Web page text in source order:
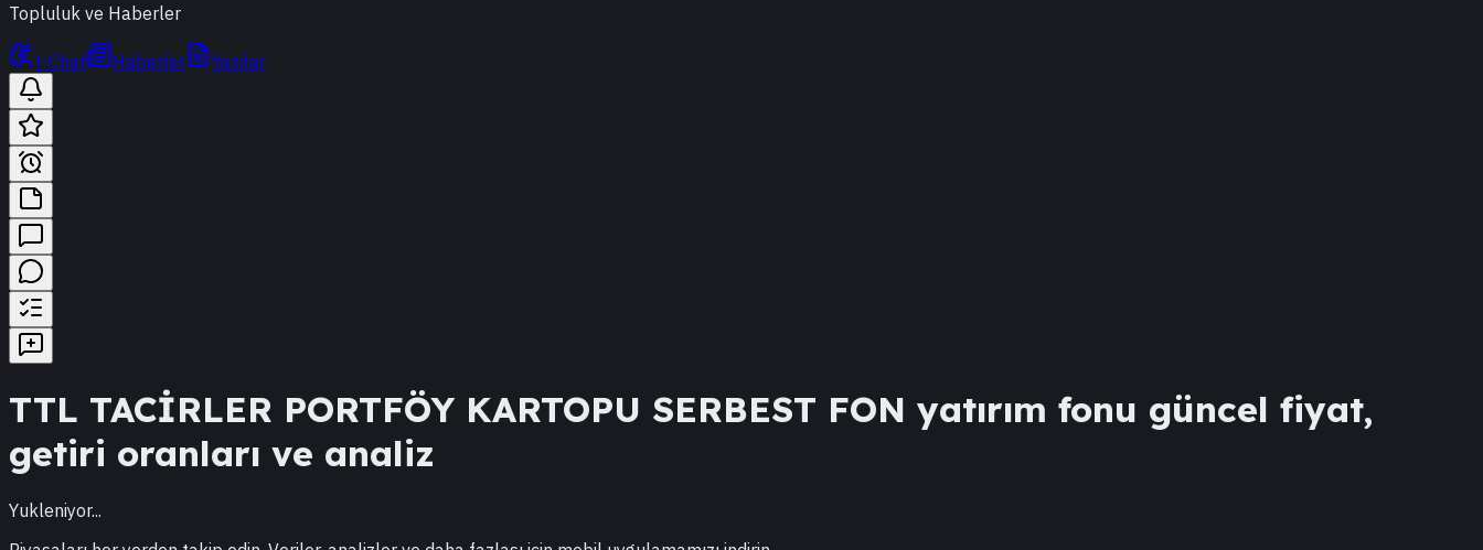
Topluluk ve Haberler
t-Chat Haberler Yazılar
TTL TACİRLER PORTFÖY KARTOPU SERBEST FON yatırım fonu güncel fiyat,
getiri oranları ve analiz
Yukleniyor...